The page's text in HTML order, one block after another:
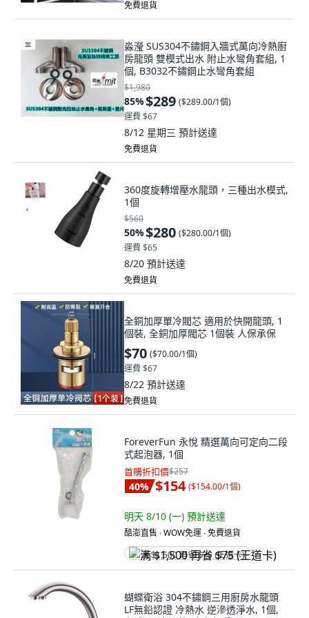
免費退貨
淼瀅 SUS304不鏽鋼入牆式萬向冷熱廚
房龍頭 雙模式出水 附止水彎角套組, 1
個, B3032不鏽鋼止水彎角套組
$1,980
85%$289 ($289.00/1個)
運費 $67
8/12 星期三 預計送達
免費退貨
360度旋轉增壓水龍頭，三種出水模式,
1個
$560
50%$280 ($280.00/1個)
運費 $65
8/20 預計送達
免費退貨
全銅加厚單冷閥芯 適用於快開龍頭, 1
個裝, 全銅加厚閥芯 1個裝 人保承保
$70 ($70.00/1個)
運費 $67
8/22 預計送達
免費退貨
ForeverFun 永悅 精選萬向可定向二段
式起泡器, 1個
首購折扣價$257
40% $154 ($154.00/1個)
明天 8/10 (一) 預計送達
酷澎直售 ∙ WOW免運 ∙ 免費退貨
满 $1,500 再省 $75 (王道卡)
蝴蝶衛浴 304不鏽鋼三用廚房水龍頭
LF無鉛認證 冷熱水 逆滲透淨水, 1個,